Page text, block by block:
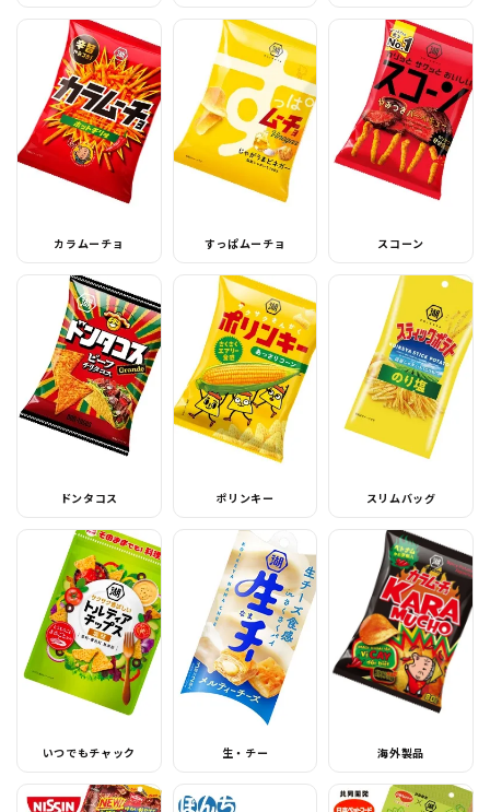
カラムーチョ すっぱムーチョ スコーン
ドンタコス ポリンキー スリムバッグ
いつでもチャック 生・チー 海外製品